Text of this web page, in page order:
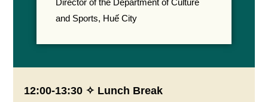
Director of the Department of Culture
and Sports, Huế City
12:00-13:30 ✧ Lunch Break